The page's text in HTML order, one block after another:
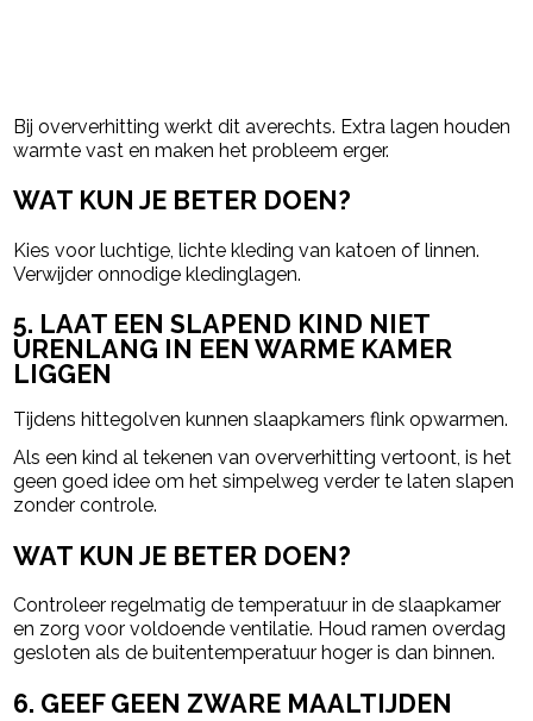
Bij oververhitting werkt dit averechts. Extra lagen houden
warmte vast en maken het probleem erger.
WAT KUN JE BETER DOEN?
Kies voor luchtige, lichte kleding van katoen of linnen.
Verwijder onnodige kledinglagen.
5. LAAT EEN SLAPEND KIND NIET
URENLANG IN EEN WARME KAMER
LIGGEN
Tijdens hittegolven kunnen slaapkamers flink opwarmen.
Als een kind al tekenen van oververhitting vertoont, is het
geen goed idee om het simpelweg verder te laten slapen
zonder controle.
WAT KUN JE BETER DOEN?
Controleer regelmatig de temperatuur in de slaapkamer
en zorg voor voldoende ventilatie. Houd ramen overdag
gesloten als de buitentemperatuur hoger is dan binnen.
6. GEEF GEEN ZWARE MAALTIJDEN